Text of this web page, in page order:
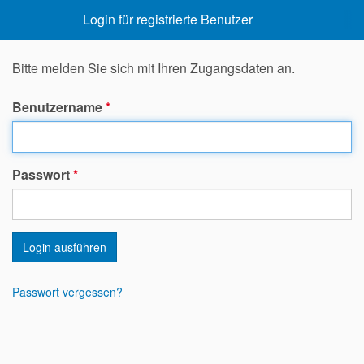
Login für registrierte Benutzer
Bitte melden Sie sich mit Ihren Zugangsdaten an.
Benutzername*
Passwort*
Login ausführen
Passwort vergessen?